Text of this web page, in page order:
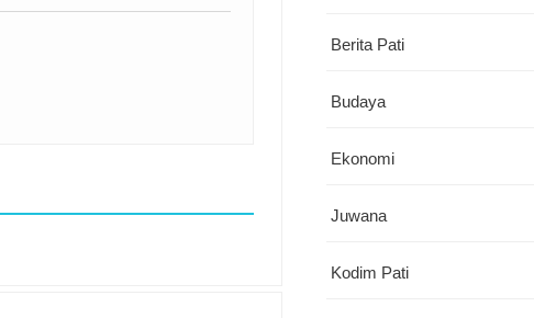
Berita Pati
Budaya
Ekonomi
Juwana
Kodim Pati